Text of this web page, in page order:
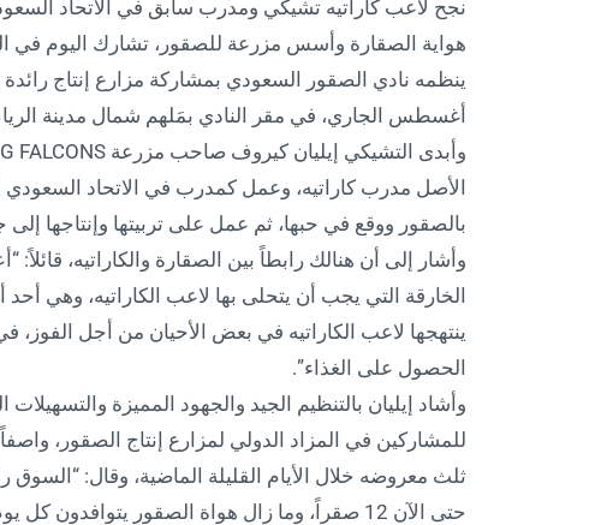
نجح لاعب كاراتيه تشيكي ومدرب سابق في الاتحاد
أغسطس الجاري، في مقر النادي بمَلهم شمال مدينة
بالصقور ووقع في حبها، ثم عمل على تربيتها وإنتاجها إلى
وأشار إلى أن هنالك رابطاً بين الصقارة والكاراتيه،
الخارقة التي يجب أن يتحلى بها لاعب الكاراتيه، وهي
ينتهجها لاعب الكاراتيه في بعض الأحيان من أجل الفوز،
الحصول على الغذاء”.
وأشاد إيليان بالتنظيم الجيد والجهود المميزة
للمشاركين في المزاد الدولي لمزارع إنتاج الصقور،
حتى الآن 12 صقراً، وما زال هواة الصقور يتوافدون كل يوم إلى المزاد”.